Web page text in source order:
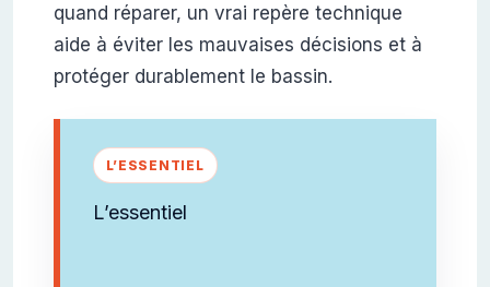
quand réparer, un vrai repère technique
aide à éviter les mauvaises décisions et à
protéger durablement le bassin.
L’essentiel